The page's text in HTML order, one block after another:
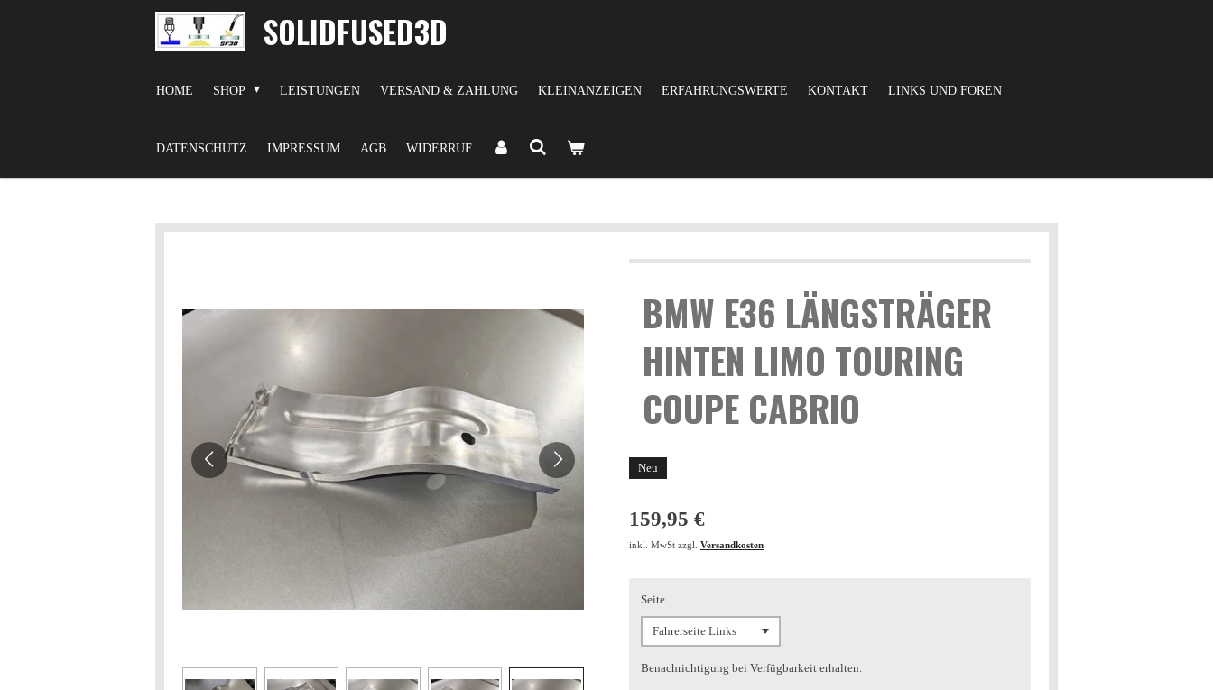
SOLIDFUSED3D
HOME SHOP LEISTUNGEN VERSAND & ZAHLUNG KLEINANZEIGEN ERFAHRUNGSWERTE KONTAKT LINKS UND FOREN
DATENSCHUTZ IMPRESSUM AGB WIDERRUF
BMW E36 LÄNGSTRÄGER
HINTEN LIMO TOURING
COUPE CABRIO
Neu
159,95 €
inkl. MwSt zzgl. Versandkosten
Seite
Benachrichtigung bei Verfügbarkeit erhalten.